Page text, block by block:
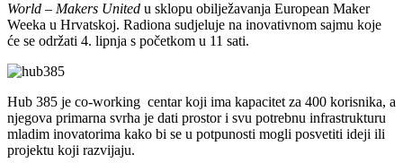
World – Makers United u sklopu obilježavanja European Maker
Weeka u Hrvatskoj. Radiona sudjeluje na inovativnom sajmu koje
će se održati 4. lipnja s početkom u 11 sati.
Hub 385 je co-working centar koji ima kapacitet za 400 korisnika, a
njegova primarna svrha je dati prostor i svu potrebnu infrastrukturu
mladim inovatorima kako bi se u potpunosti mogli posvetiti ideji ili
projektu koji razvijaju.